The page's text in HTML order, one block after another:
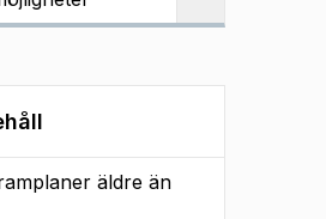
äldre än